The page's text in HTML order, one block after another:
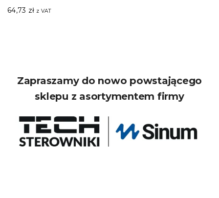
64,73 zł z VAT
Zapraszamy do nowo powstającego
sklepu z asortymentem firmy